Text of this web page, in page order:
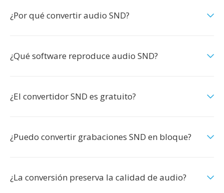
¿Por qué convertir audio SND?
¿Qué software reproduce audio SND?
¿El convertidor SND es gratuito?
¿Puedo convertir grabaciones SND en bloque?
¿La conversión preserva la calidad de audio?